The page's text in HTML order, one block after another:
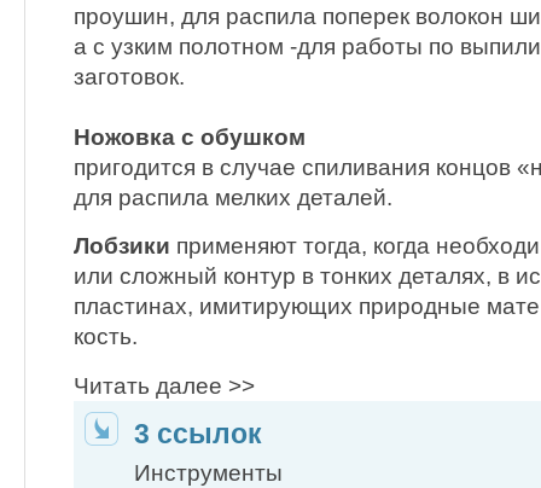
проушин, для распила поперек волокон
а с узким полотном -для работы по
заготовок.
Ножовка с обушком
пригодится в случае спиливания концов
для распила мелких деталей.
Лобзики применяют тогда, когда
или сложный контур в тонких деталях, в
пластинах, имитирующих природные
кость.
Читать далее >>
3 ссылок
Инструменты